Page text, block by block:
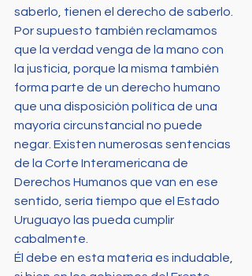
saberlo, tienen el derecho de saberlo.
Por supuesto también reclamamos
que la verdad venga de la mano con
la justicia, porque la misma también
forma parte de un derecho humano
que una disposición política de una
mayoría circunstancial no puede
negar. Existen numerosas sentencias
de la Corte Interamericana de
Derechos Humanos que van en ese
sentido, sería tiempo que el Estado
Uruguayo las pueda cumplir
cabalmente.
Él debe en esta materia es indudable,